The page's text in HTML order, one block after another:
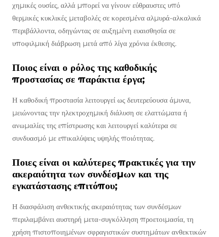
χημικές ουσίες, αλλά μπορεί να γίνουν εύθραυστες υπό
θερμικές κυκλικές μεταβολές σε κορεσμένα αλμυρά-αλκαλικά
περιβάλλοντα, οδηγώντας σε αυξημένη ευαισθησία σε
υποφιλμική διάβρωση μετά από λίγα χρόνια έκθεσης.
Ποιος είναι ο ρόλος της καθοδικής
προστασίας σε παράκτια έργα;
Η καθοδική προστασία λειτουργεί ως δευτερεύουσα άμυνα,
μειώνοντας την ηλεκτροχημική διάλυση σε ελαττώματα ή
ανωμαλίες της επίστρωσης και λειτουργεί καλύτερα σε
συνδυασμό με επικαλύψεις υψηλής ποιότητας.
Ποιες είναι οι καλύτερες πρακτικές για την
ακεραιότητα των συνδέσμων και της
εγκατάστασης επιτόπου;
Η διασφάλιση ανθεκτικής ακεραιότητας των συνδέσμων
περιλαμβάνει αυστηρή μετα-συγκόλληση προετοιμασία, τη
χρήση πιστοποιημένων σφραγιστικών συστημάτων ανθεκτικών